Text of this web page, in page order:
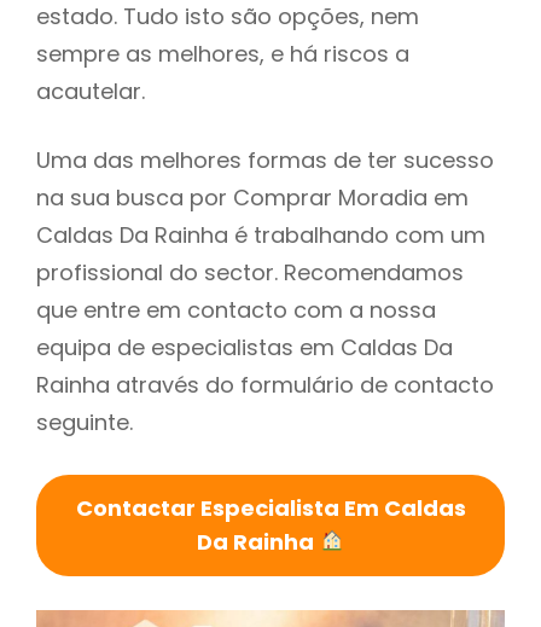
estado. Tudo isto são opções, nem
sempre as melhores, e há riscos a
acautelar.
Uma das melhores formas de ter sucesso
na sua busca por Comprar Moradia em
Caldas Da Rainha é trabalhando com um
profissional do sector. Recomendamos
que entre em contacto com a nossa
equipa de especialistas em Caldas Da
Rainha através do formulário de contacto
seguinte.
Contactar Especialista Em Caldas
Da Rainha